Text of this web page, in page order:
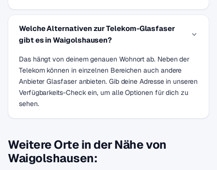
Welche Alternativen zur Telekom-Glasfaser
gibt es in Waigolshausen?
Das hängt von deinem genauen Wohnort ab. Neben der
Telekom können in einzelnen Bereichen auch andere
Anbieter Glasfaser anbieten. Gib deine Adresse in unseren
Verfügbarkeits-Check ein, um alle Optionen für dich zu
sehen.
Weitere Orte in der Nähe von
Waigolshausen: